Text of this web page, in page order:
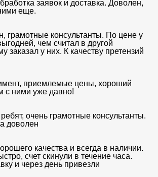
заявок и доставка. Доволен,
еще.
грамотные консультанты. По цене у
чем считал в другой
заказал у них. К качеству претензий
приемлемые цены, хороший
с ними уже давно!
очень грамотные консультанты.
доволен
качества и всегда в наличии.
счет скинули в течение часа.
и через день привезли